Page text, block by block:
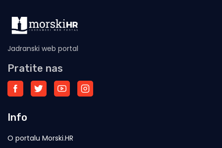
Jadranski web portal
Pratite nas
Info
O portalu Morski.HR